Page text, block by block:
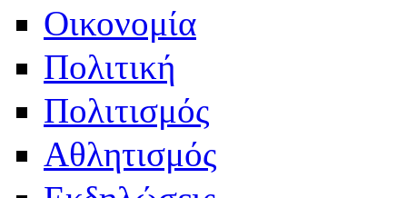
Οικονομία
Πολιτική
Πολιτισμός
Αθλητισμός